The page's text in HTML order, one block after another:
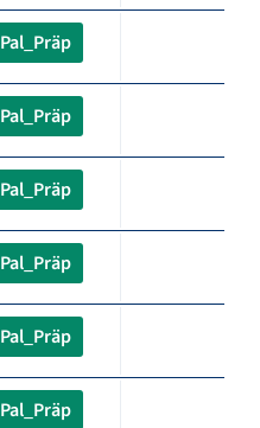
Pal_Präp
Pal_Präp
Pal_Präp
Pal_Präp
Pal_Präp
Pal_Präp